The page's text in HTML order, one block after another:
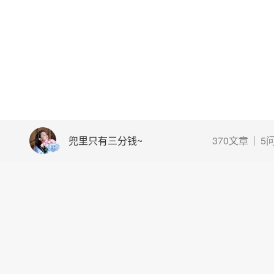
兜里只有三分钱~ 370文章 5